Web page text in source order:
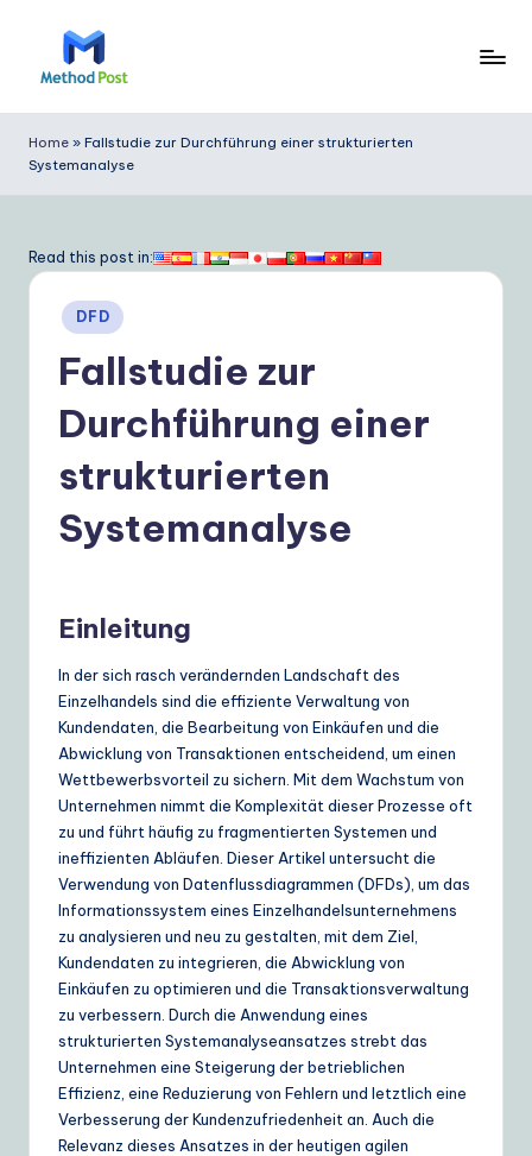
e
t
o
G
m
Y
o
D
ai
ly
G
ui
d
Home » Fallstudie zur Durchführung einer strukturierten
Systemanalyse
Read this post in:
Posted
in
DFD
Fallstudie zur
Durchführung einer
strukturierten
Systemanalyse
Einleitung
In der sich rasch verändernden Landschaft des
Einzelhandels sind die effiziente Verwaltung von
Kundendaten, die Bearbeitung von Einkäufen und die
Abwicklung von Transaktionen entscheidend, um einen
Wettbewerbsvorteil zu sichern. Mit dem Wachstum von
Unternehmen nimmt die Komplexität dieser Prozesse oft
zu und führt häufig zu fragmentierten Systemen und
ineffizienten Abläufen. Dieser Artikel untersucht die
Verwendung von Datenflussdiagrammen (DFDs), um das
Informationssystem eines Einzelhandelsunternehmens
zu analysieren und neu zu gestalten, mit dem Ziel,
Kundendaten zu integrieren, die Abwicklung von
Einkäufen zu optimieren und die Transaktionsverwaltung
zu verbessern. Durch die Anwendung eines
strukturierten Systemanalyseansatzes strebt das
Unternehmen eine Steigerung der betrieblichen
Effizienz, eine Reduzierung von Fehlern und letztlich eine
Verbesserung der Kundenzufriedenheit an. Auch die
Relevanz dieses Ansatzes in der heutigen agilen